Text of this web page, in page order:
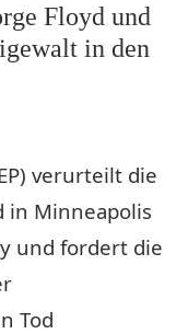
Floyd und
in den
verurteilt die
in Minneapolis
und fordert die
Tod